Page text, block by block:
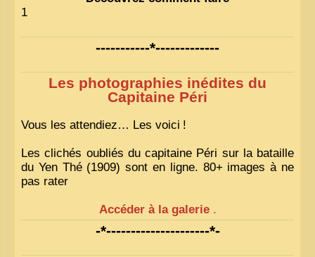
1
-----------*-------------
Les photographies inédites du
Capitaine Péri
Vous les attendiez… Les voici !
Les clichés oubliés du capitaine Péri sur la bataille
du Yen Thé (1909) sont en ligne. 80+ images à ne
pas rater
Accéder à la galerie .
-*---------------------*-